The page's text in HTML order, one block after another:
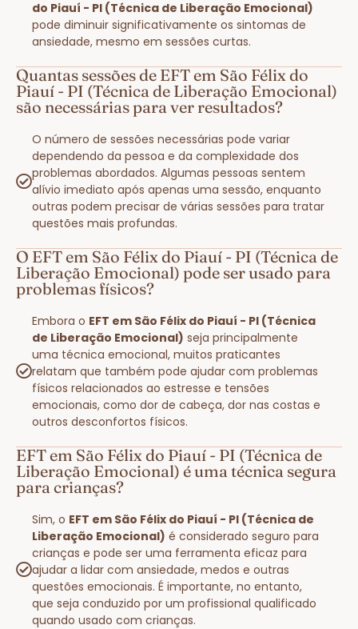
do Piauí - PI (Técnica de Liberação Emocional)
pode diminuir significativamente os sintomas de
ansiedade, mesmo em sessões curtas.
Quantas sessões de EFT em São Félix do
Piauí - PI (Técnica de Liberação Emocional)
são necessárias para ver resultados?
O número de sessões necessárias pode variar
dependendo da pessoa e da complexidade dos
problemas abordados. Algumas pessoas sentem
alívio imediato após apenas uma sessão, enquanto
outras podem precisar de várias sessões para tratar
questões mais profundas.
O EFT em São Félix do Piauí - PI (Técnica de
Liberação Emocional) pode ser usado para
problemas físicos?
Embora o EFT em São Félix do Piauí - PI (Técnica
de Liberação Emocional) seja principalmente
uma técnica emocional, muitos praticantes
relatam que também pode ajudar com problemas
físicos relacionados ao estresse e tensões
emocionais, como dor de cabeça, dor nas costas e
outros desconfortos físicos.
EFT em São Félix do Piauí - PI (Técnica de
Liberação Emocional) é uma técnica segura
para crianças?
Sim, o EFT em São Félix do Piauí - PI (Técnica de
Liberação Emocional) é considerado seguro para
crianças e pode ser uma ferramenta eficaz para
ajudar a lidar com ansiedade, medos e outras
questões emocionais. É importante, no entanto,
que seja conduzido por um profissional qualificado
quando usado com crianças.